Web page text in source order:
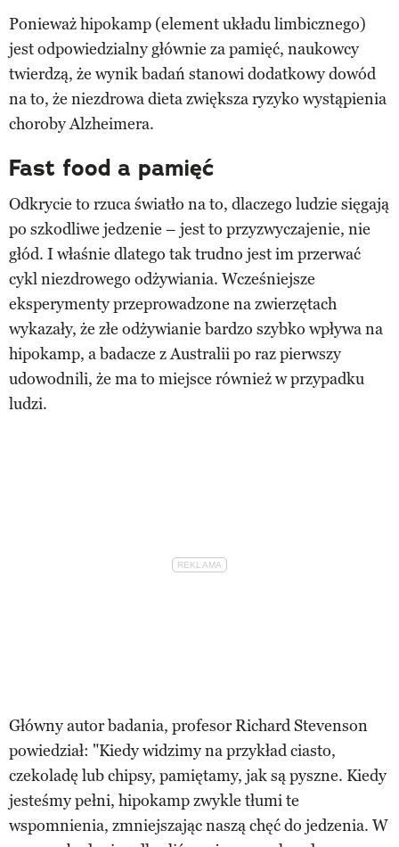
Ponieważ hipokamp (element układu limbicznego)
jest odpowiedzialny głównie za pamięć, naukowcy
twierdzą, że wynik badań stanowi dodatkowy dowód
na to, że niezdrowa dieta zwiększa ryzyko wystąpienia
choroby Alzheimera.
Fast food a pamięć
Odkrycie to rzuca światło na to, dlaczego ludzie sięgają
po szkodliwe jedzenie – jest to przyzwyczajenie, nie
głód. I właśnie dlatego tak trudno jest im przerwać
cykl niezdrowego odżywiania. Wcześniejsze
eksperymenty przeprowadzone na zwierzętach
wykazały, że złe odżywianie bardzo szybko wpływa na
hipokamp, a badacze z Australii po raz pierwszy
udowodnili, że ma to miejsce również w przypadku
ludzi.
Główny autor badania, profesor Richard Stevenson
powiedział: "Kiedy widzimy na przykład ciasto,
czekoladę lub chipsy, pamiętamy, jak są pyszne. Kiedy
jesteśmy pełni, hipokamp zwykle tłumi te
wspomnienia, zmniejszając naszą chęć do jedzenia. W